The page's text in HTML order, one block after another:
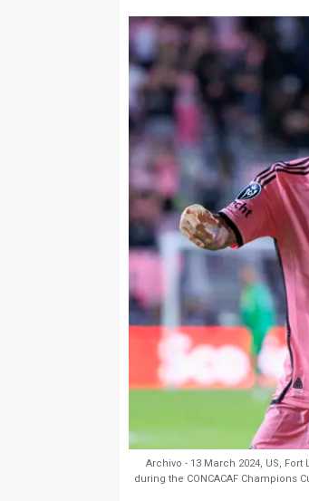
Archivo - 13 March 2024, US,
during the CONCACAF